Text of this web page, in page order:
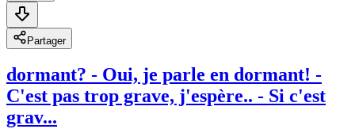
Partager
dormant? - Oui, je parle en dormant! -
C'est pas trop grave, j'espère.. - Si c'est
grav...